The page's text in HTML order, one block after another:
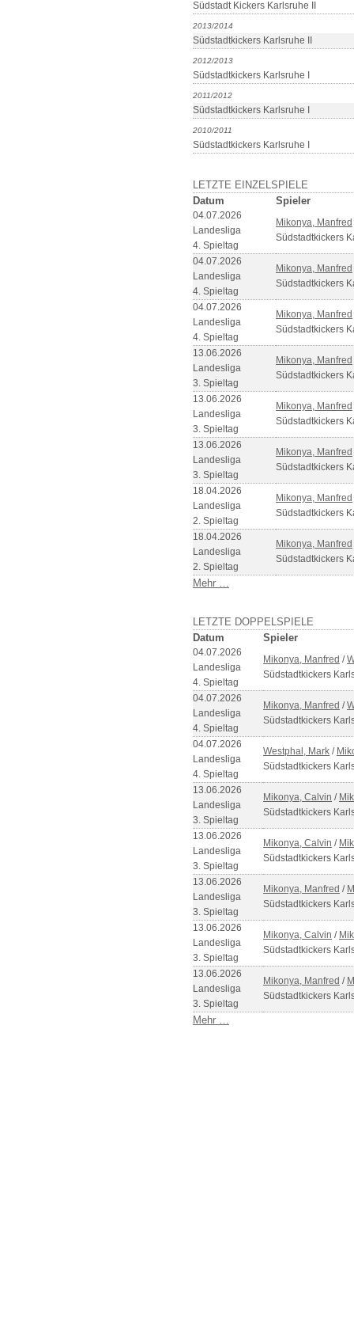
Südstadt Kickers Karlsruhe II
2013/2014
Südstadtkickers Karlsruhe II
2012/2013
Südstadtkickers Karlsruhe I
2011/2012
Südstadtkickers Karlsruhe I
2010/2011
Südstadtkickers Karlsruhe I
LETZTE EINZELSPIELE
Datum
Spieler
04.07.2026
Landesliga
4. Spieltag
Mikonya, Manfred
Südstadtkickers
04.07.2026
Landesliga
4. Spieltag
Mikonya, Manfred
Südstadtkickers
04.07.2026
Landesliga
4. Spieltag
Mikonya, Manfred
Südstadtkickers
13.06.2026
Landesliga
3. Spieltag
Mikonya, Manfred
Südstadtkickers
13.06.2026
Landesliga
3. Spieltag
Mikonya, Manfred
Südstadtkickers
13.06.2026
Landesliga
3. Spieltag
Mikonya, Manfred
Südstadtkickers
18.04.2026
Landesliga
2. Spieltag
Mikonya, Manfred
Südstadtkickers
18.04.2026
Landesliga
2. Spieltag
Mikonya, Manfred
Südstadtkickers
Mehr …
LETZTE DOPPELSPIELE
Datum
Spieler
04.07.2026
Landesliga
4. Spieltag
Mikonya, Manfred /
Südstadtkickers
04.07.2026
Landesliga
4. Spieltag
Mikonya, Manfred /
Südstadtkickers
04.07.2026
Landesliga
4. Spieltag
Westphal, Mark /
Südstadtkickers
13.06.2026
Landesliga
3. Spieltag
Mikonya, Calvin /
Südstadtkickers
13.06.2026
Landesliga
3. Spieltag
Mikonya, Calvin /
Südstadtkickers
13.06.2026
Landesliga
3. Spieltag
Mikonya, Manfred /
Südstadtkickers
13.06.2026
Landesliga
3. Spieltag
Mikonya, Calvin /
Südstadtkickers
13.06.2026
Landesliga
3. Spieltag
Mikonya, Manfred /
Südstadtkickers
Mehr …